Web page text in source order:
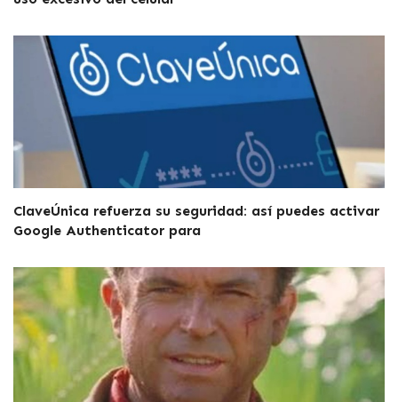
ClaveÚnica refuerza su seguridad: así puedes activar
Google Authenticator para